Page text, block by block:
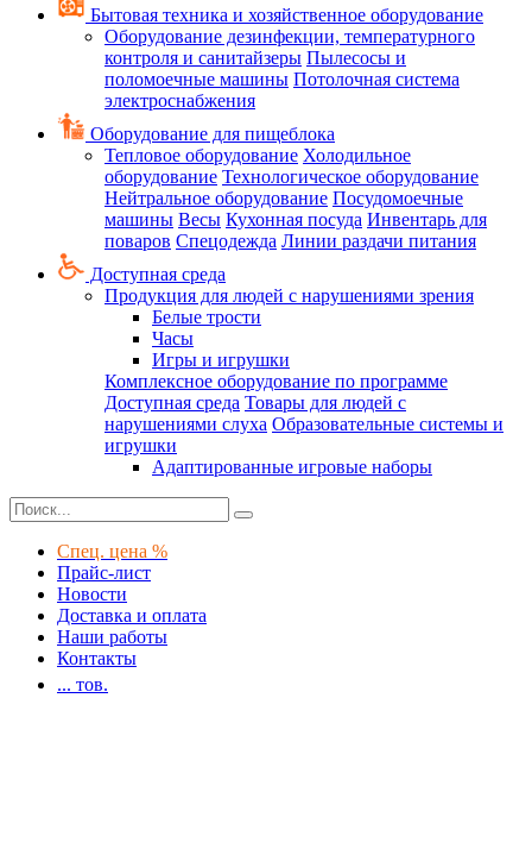
Бытовая техника и хозяйственное оборудование
Оборудование дезинфекции, температурного
контроля и санитайзеры Пылесосы и
поломоечные машины Потолочная система
электроснабжения
Оборудование для пищеблока
Тепловое оборудование Холодильное
оборудование Технологическое оборудование
Нейтральное оборудование Посудомоечные
машины Весы Кухонная посуда Инвентарь для
поваров Спецодежда Линии раздачи питания
Доступная среда
Продукция для людей с нарушениями зрения
Белые трости
Часы
Игры и игрушки
Комплексное оборудование по программе
Доступная среда Товары для людей с
нарушениями слуха Образовательные системы и
игрушки
Адаптированные игровые наборы
Спец. цена %
Прайс-лист
Новости
Доставка и оплата
Наши работы
Контакты
... тов.